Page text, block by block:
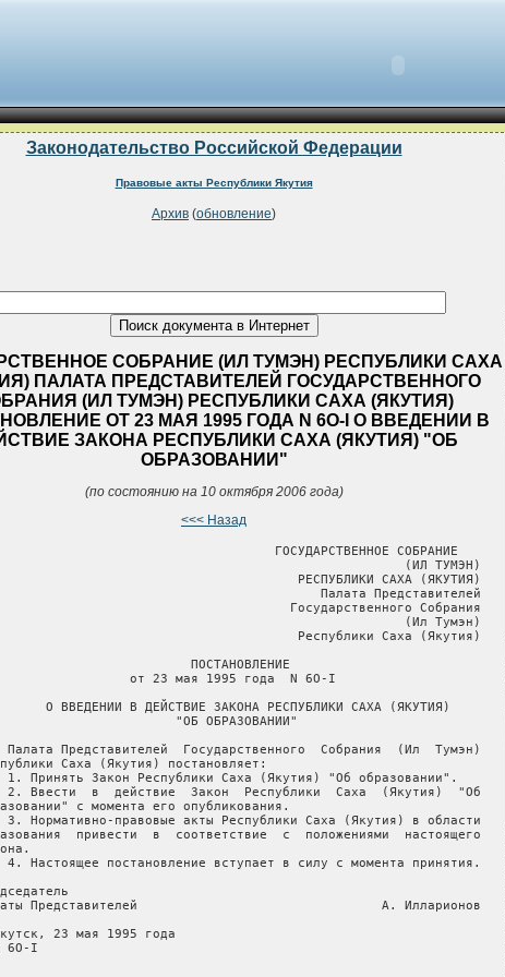
Законодательство Российской Федерации
Правовые акты Республики Якутия
Архив (обновление)
СОБРАНИЕ (ИЛ ТУМЭН) РЕСПУБЛИКИ САХА
ПАЛАТА ПРЕДСТАВИТЕЛЕЙ ГОСУДАРСТВЕННОГО
(ИЛ ТУМЭН) РЕСПУБЛИКИ САХА (ЯКУТИЯ)
ОТ 23 МАЯ 1995 ГОДА N 6О-I О ВВЕДЕНИИ В
ЗАКОНА РЕСПУБЛИКИ САХА (ЯКУТИЯ) "ОБ
ОБРАЗОВАНИИ"
(по состоянию на 10 октября 2006 года)
<<< Назад
ГОСУДАРСТВЕННОЕ СОБРАНИЕ
(ИЛ ТУМЭН)
РЕСПУБЛИКИ САХА (ЯКУТИЯ)
Палата Представителей
Государственного Собрания
(Ил Тумэн)
Республики Саха (Якутия)
ПОСТАНОВЛЕНИЕ
от 23 мая 1995 года  N 6О-I
О ВВЕДЕНИИ В ДЕЙСТВИЕ ЗАКОНА РЕСПУБЛИКИ САХА (ЯКУТИЯ)
"ОБ ОБРАЗОВАНИИ"
Палата Представителей  Государственного  Собрания  (Ил  Тумэн)
Саха (Якутия) постановляет:
1. Принять Закон Республики Саха (Якутия) "Об образовании".
2. Ввести  в  действие  Закон  Республики  Саха  (Якутия)  "Об
с момента его опубликования.
3. Нормативно-правовые акты Республики Саха (Якутия) в области
привести  в  соответствие  с  положениями  настоящего
4. Настоящее постановление вступает в силу с момента принятия.
Представителей                                А. Илларионов
23 мая 1995 года
6О-I